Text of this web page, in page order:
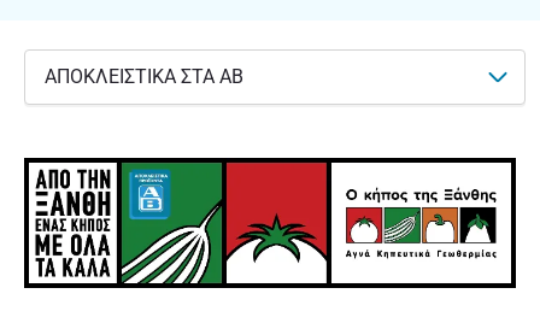
ΑΠΟΚΛΕΙΣΤΙΚΑ ΣΤΑ ΑΒ